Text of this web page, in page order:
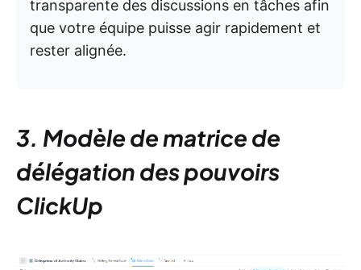
transparente des discussions en tâches afin
que votre équipe puisse agir rapidement et
rester alignée.
3. Modèle de matrice de
délégation des pouvoirs
ClickUp